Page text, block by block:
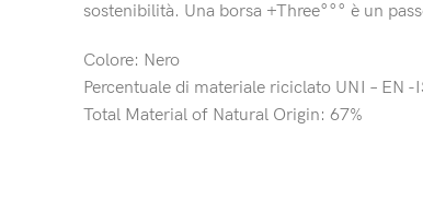
sostenibilità. Una borsa +Three°°° è un
Colore: Nero
Percentuale di materiale riciclato UNI – EN -
Total Material of Natural Origin: 67%